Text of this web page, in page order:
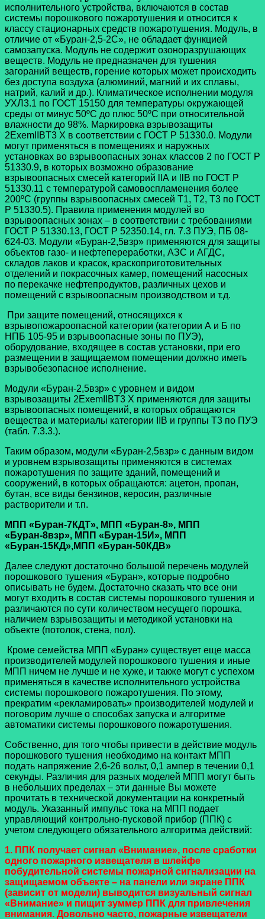
исполнительного устройства, включаются в состав
системы порошкового пожаротушения и относится к
классу стационарных средств пожаротушения. Модуль, в
отличие от «Буран-2,5-2С», не обладает функцией
самозапуска. Модуль не содержит озоноразрушающих
веществ. Модуль не предназначен для тушения
загораний веществ, горение которых может происходить
без доступа воздуха (алюминий, магний и их сплавы,
натрий, калий и др.). Климатическое исполнении модуля
УХЛ3.1 по ГОСТ 15150 для температуры окружающей
среды от минус 50ºC до плюс 50ºC при относительной
влажности до 98%. Маркировка взрывозащиты
2ExemIIBT3 X в соответствии с ГОСТ Р 51330.0. Модули
могут применяться в помещениях и наружных
установках во взрывоопасных зонах классов 2 по ГОСТ Р
51330.9, в которых возможно образование
взрывоопасных смесей категорий llА и llВ по ГОСТ Р
51330.11 с температурой самовоспламенения более
200ºC (группы взрывоопасных смесей Т1, Т2, Т3 по ГОСТ
Р 51330.5). Правила применения модулей во
взрывоопасных зонах – в соответствии с требованиями
ГОСТ Р 51330.13, ГОСТ Р 52350.14, гл. 7.3 ПУЭ, ПБ 08-
624-03. Модули «Буран-2,5взр» применяются для защиты
объектов газо- и нефтепереработки, АЗС и АГДС,
складов лаков и красок, краскоприготовительных
отделений и покрасочных камер, помещений насосных
по перекачке нефтепродуктов, различных цехов и
помещений с взрывоопасным производством и т.д.
При защите помещений, относящихся к
взрывопожароопасной категории (категории А и Б по
НПБ 105-95 и взрывоопасные зоны по ПУЭ),
оборудование, входящее в состав установки, при его
размещении в защищаемом помещении должно иметь
взрывобезопасное исполнение.
Модули «Буран-2,5взр» с уровнем и видом
взрывозащиты 2ExemIIBT3 X применяются для защиты
взрывоопасных помещений, в которых обращаются
вещества и материалы категории IIB и группы Т3 по ПУЭ
(табл. 7.3.3.).
Таким образом, модули «Буран-2,5взр» с данным видом
и уровнем взрывозащиты применяются в системах
пожаротушения по защите зданий, помещений и
сооружений, в которых обращаются: ацетон, пропан,
бутан, все виды бензинов, керосин, различные
растворители и т.п.
МПП «Буран-7КДТ», МПП «Буран-8», МПП
«Буран-8взр», МПП «Буран-15И», МПП
«Буран-15КД»,МПП «Буран-50КДВ»
Далее следуют достаточно большой перечень модулей
порошкового тушения «Буран», которые подробно
описывать не будем. Достаточно сказать что все они
могут входить в состав системы порошкового тушения и
различаются по сути количеством несущего порошка,
наличием взрывозащиты и методикой установки на
объекте (потолок, стена, пол).
Кроме семейства МПП «Буран» существует еще масса
производителей модулей порошкового тушения и иные
МПП ничем не лучше и не хуже, и также могут с успехом
применяться в качестве исполнительного устройства
системы порошкового пожаротушения. По этому,
прекратим «рекламировать» производителей модулей и
поговорим лучше о способах запуска и алгоритме
автоматики системы порошкового пожаротушения.
Собственно, для того чтобы привести в действие модуль
порошкового тушения необходимо на контакт МПП
подать напряжение 2,6-26 вольт, 0,1 ампер в течении 0,1
секунды. Различия для разных моделей МПП могут быть
в небольших пределах – эти данные Вы можете
прочитать в технической документации на конкретный
модуль. Указанный импульс тока на МПП подает
управляющий контрольно-пусковой прибор (ППК) с
учетом следующего обязательного алгоритма действий:
1. ППК получает сигнал «Внимание», после сработки
одного пожарного извещателя в шлейфе
побудительной системы пожарной сигнализации на
защищаемом объекте – на панели или экране ППК
(зависит от модели) выводится визуальный сигнал
«Внимание» и пищит зуммер ППК для привлечения
внимания. Довольно часто, пожарные извещатели